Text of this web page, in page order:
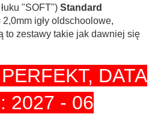
"SOFT") Standard
2,0mm igły oldschoolowe,
to zestawy takie jak dawniej się
DATA
2027 - 06